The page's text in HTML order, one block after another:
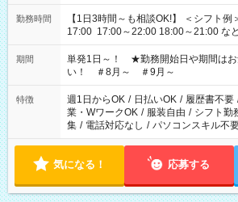
勤務時間
【1日3時間～も相談OK!】 ＜シフト例＞ 9:00～12:00 12:00～
17:00 17:00～22:00 18:00～21:00 など こちら以外の時間帯
お気軽にご相談ください！
期間
単発1日～！ ★勤務開始日や期間はお
い！ ＃8月～ ＃9月～
特徴 週1日からOK / 日払いOK / 履歴書不要
業・WワークOK / 服装自由 / シフト勤
集 / 電話対応なし / パソコンスキル不
気になる！ 応募する